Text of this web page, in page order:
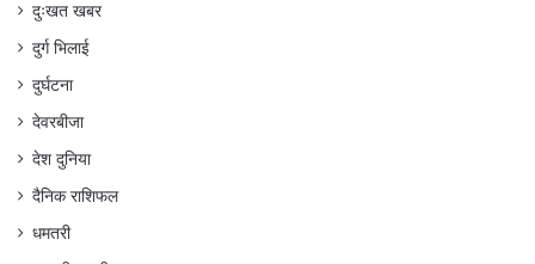
दुःखत खबर
दुर्ग भिलाई
दुर्घटना
देवरबीजा
देश दुनिया
दैनिक राशिफल
धमतरी